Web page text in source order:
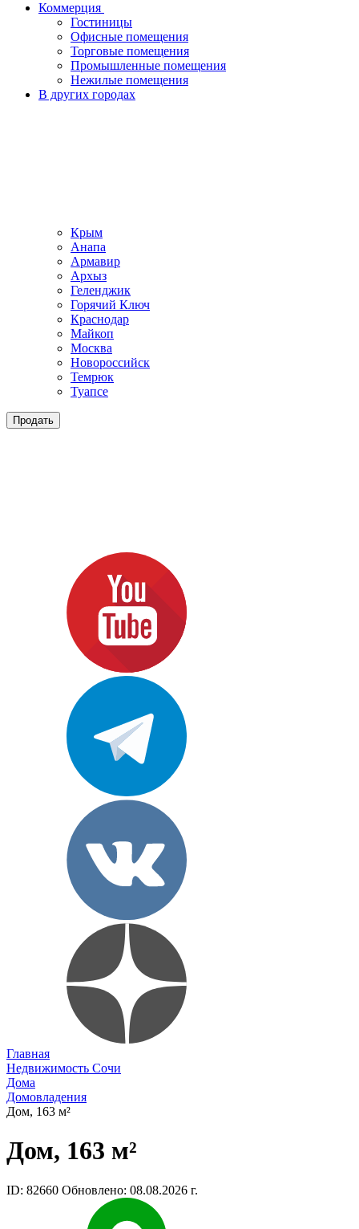
Коммерция
Гостиницы
Офисные помещения
Торговые помещения
Промышленные помещения
Нежилые помещения
В других городах
Крым
Анапа
Армавир
Архыз
Геленджик
Горячий Ключ
Краснодар
Майкоп
Москва
Новороссийск
Темрюк
Туапсе
Продать
Главная
Недвижимость Сочи
Дома
Домовладения
Дом, 163 м²
Дом, 163 м²
ID: 82660 Обновлено: 08.08.2026 г.